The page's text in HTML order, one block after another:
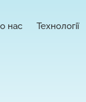
нас Технології